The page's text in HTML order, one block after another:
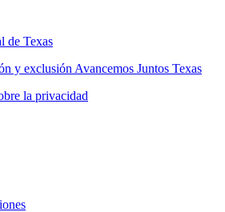
de Texas
y exclusión Avancemos Juntos Texas
la privacidad